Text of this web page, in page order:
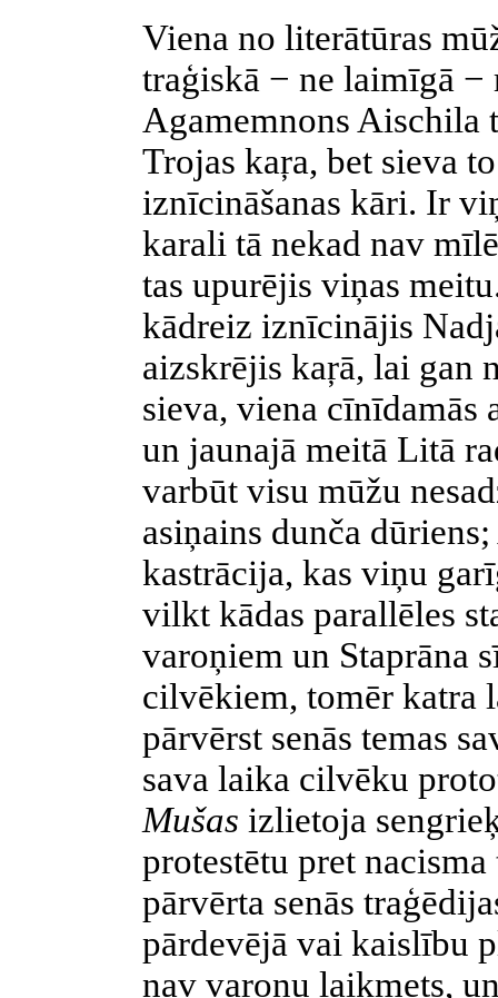
Viena no literātūras
traģiskā − ne laimīgā −
Agamemnons Aischila
Trojas kaŗa, bet sieva
iznīcināšanas kāri. Ir
karali tā nekad nav
tas upurējis viņas
kādreiz iznīcinājis
aizskrējis kaŗā, lai gan
sieva, viena cīnīdamās
un jaunajā meitā Litā
varbūt visu mūžu
asiņains dunča
kastrācija, kas viņu
vilkt kādas parallēles
varoņiem un Staprāna
cilvēkiem, tomēr katra
pārvērst senās temas
sava laika cilvēku
Mušas izlietoja
protestētu pret
pārvērta senās
pārdevējā vai kaislību
nav varoņu laikmets,